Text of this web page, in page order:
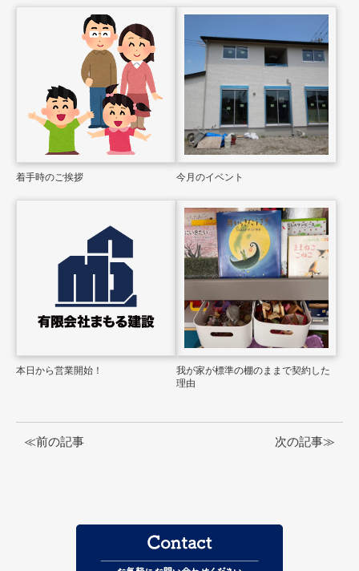
着手時のご挨拶 今月のイベント
本日から営業開始！
我が家が標準の棚のままで契約した
理由
≪前の記事 次の記事≫